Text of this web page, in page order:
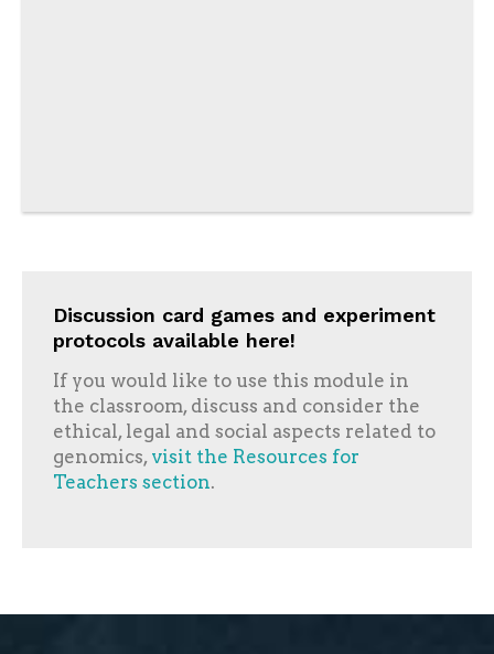
Discussion card games and experiment
protocols available here!
If you would like to use this module in
the classroom, discuss and consider the
ethical, legal and social aspects related to
genomics, visit the Resources for
Teachers section.